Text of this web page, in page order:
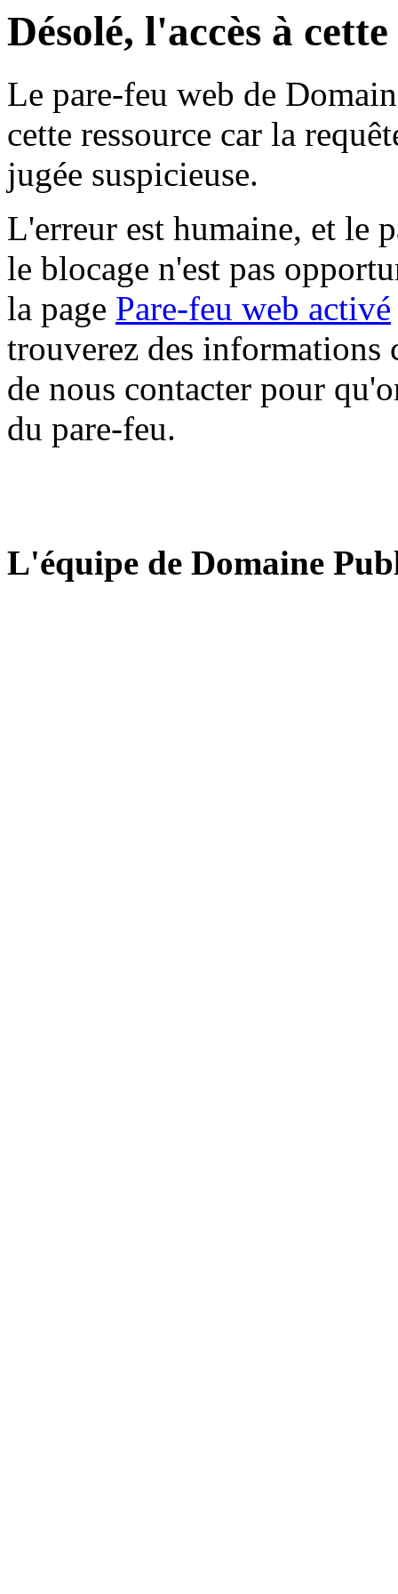
Désolé, l'accès à
Le pare-feu web de
cette ressource car la
jugée suspicieuse.
L'erreur est humaine, et le
le blocage n'est pas
la page Pare-feu web activé
trouverez des informations
de nous contacter pour
du pare-feu.
L'équipe de Domaine